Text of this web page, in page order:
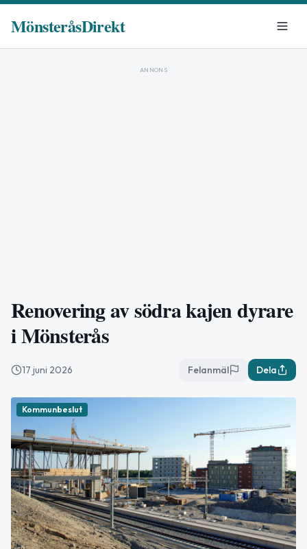
MönsteråsDirekt
ANNONS
Renovering av södra kajen dyrare
i Mönsterås
17 juni 2026 Felanmäl Dela
Kommunbeslut